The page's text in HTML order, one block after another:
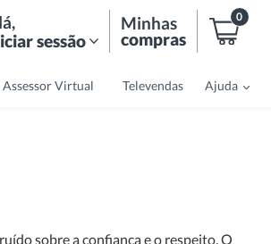
,
sessão
Minhas
compras
0
Assessor Virtual Televendas Ajuda
sobre a confiança e o respeito. O